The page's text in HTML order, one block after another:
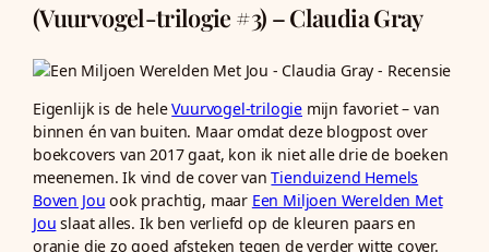
(Vuurvogel-trilogie #3) – Claudia Gray
Eigenlijk is de heleVuurvogel-trilogie mijn favoriet – van
binnen én van buiten. Maar omdat deze blogpost over
boekcovers van 2017 gaat, kon ik niet alle drie de boeken
meenemen. Ik vind de cover vanTienduizend Hemels
Boven Jou ook prachtig, maar Een Miljoen Werelden Met
Jou slaat alles. Ik ben verliefd op de kleuren paars en
oranje die zo goed afsteken tegen de verder witte cover.